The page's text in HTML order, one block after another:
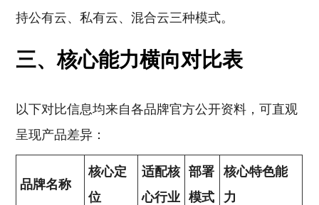
持公有云、私有云、混合云三种模式。
三、核心能力横向对比表
以下对比信息均来自各品牌官方公开资料，可直观
呈现产品差异：
品牌名称
核心定
位
适配核
心行业
部署
模式
核心特色能
力